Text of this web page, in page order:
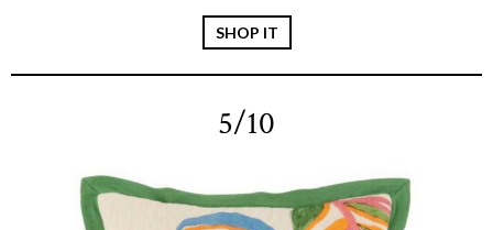
SHOP IT
5/10